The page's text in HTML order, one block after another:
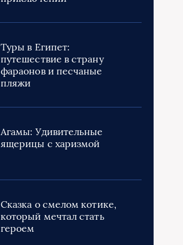
Туры в Египет:
путешествие в страну
фараонов и песчаные
пляжи
Агамы: Удивительные
ящерицы с харизмой
Сказка о смелом котике,
который мечтал стать
героем